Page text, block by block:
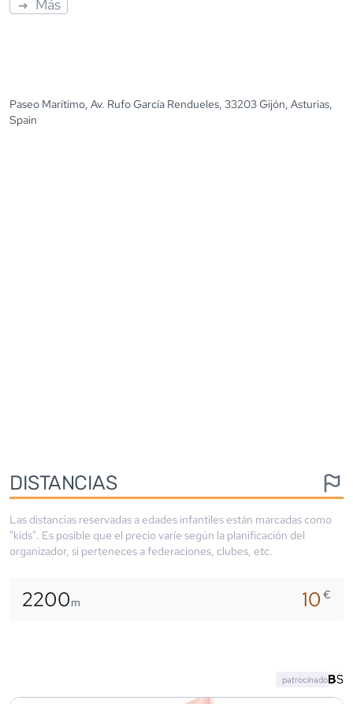
Más
Paseo Marítimo, Av. Rufo García Rendueles, 33203 Gijón, Asturias,
Spain
DISTANCIAS
Las distancias reservadas a edades infantiles están marcadas como
"kids". Es posible que el precio varíe según la planificación del
organizador, si perteneces a federaciones, clubes, etc.
2200m 10€
patrocinado